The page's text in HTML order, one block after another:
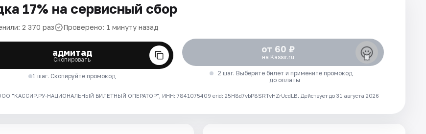
17% на сервисный сбор
2 370 раз Проверено: 1 минуту назад
адмитад
Скопировать
1 шаг. Скопируйте промокод
от 60 ₽
на Kassir.ru
2 шаг. Выберите билет и примените промокод
до оплаты
"КАССИР.РУ-НАЦИОНАЛЬНЫЙ БИЛЕТНЫЙ ОПЕРАТОР", ИНН: 7841075409 erid: 25H8d7vbP8SRTvHZrUcdLB. Действует до 31 августа 2026